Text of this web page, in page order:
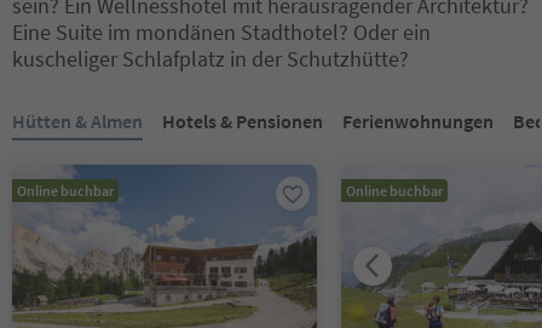
sein? Ein Wellnesshotel mit herausragender Architektur?
Eine Suite im mondänen Stadthotel? Oder ein
kuscheliger Schlafplatz in der Schutzhütte?
Hütten & Almen Hotels & Pensionen Ferienwohnungen
Online buchbar Online buchbar